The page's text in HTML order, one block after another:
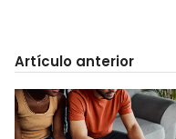
Artículo anterior